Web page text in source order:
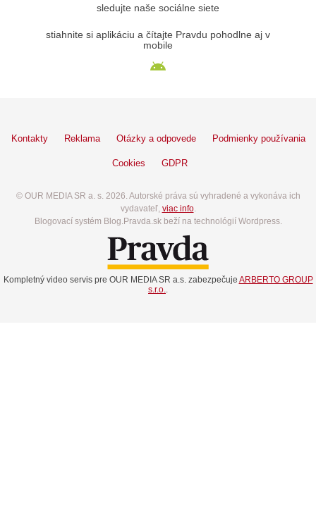
sledujte naše sociálne siete
stiahnite si aplikáciu a čítajte Pravdu pohodlne aj v
mobile
Kontakty Reklama Otázky a odpovede Podmienky používania
Cookies GDPR
© OUR MEDIA SR a. s. 2026. Autorské práva sú vyhradené a vykonáva ich
vydavateľ, viac info.
Blogovací systém Blog.Pravda.sk beží na technológií Wordpress.
Kompletný video servis pre OUR MEDIA SR a.s. zabezpečuje ARBERTO GROUP
s.r.o.